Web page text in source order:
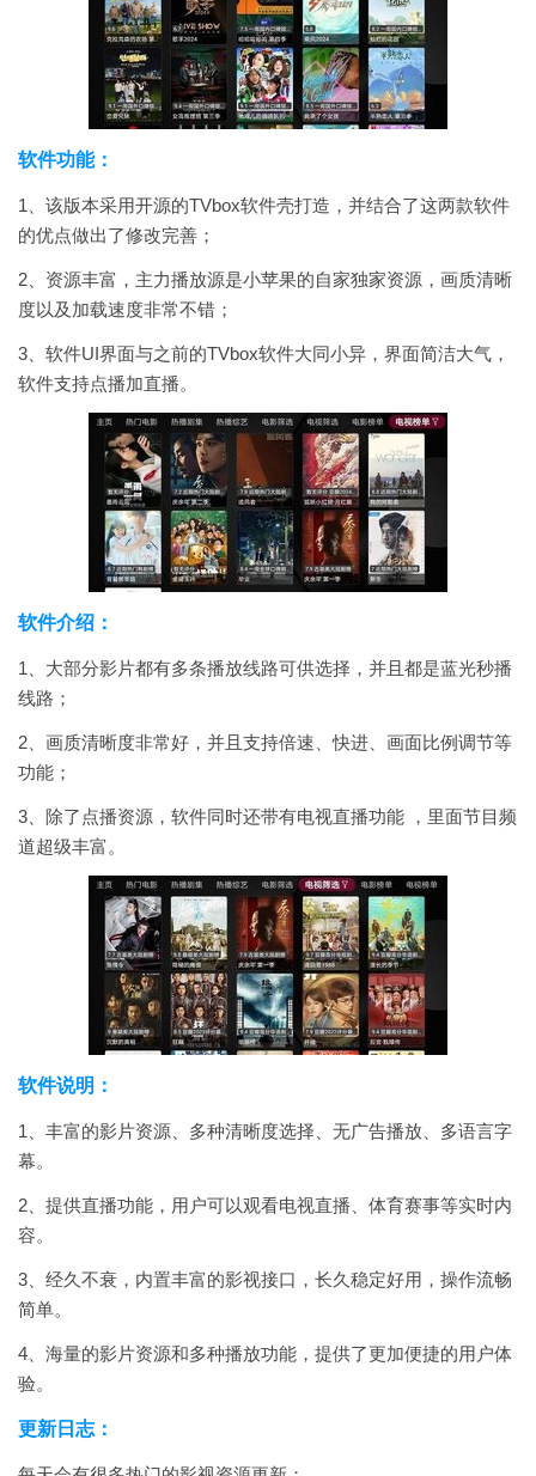
软件功能：
1、该版本采用开源的TVbox软件壳打造，并结合了这两款软件
的优点做出了修改完善；
2、资源丰富，主力播放源是小苹果的自家独家资源，画质清晰
度以及加载速度非常不错；
3、软件UI界面与之前的TVbox软件大同小异，界面简洁大气，
软件支持点播加直播。
软件介绍：
1、大部分影片都有多条播放线路可供选择，并且都是蓝光秒播
线路；
2、画质清晰度非常好，并且支持倍速、快进、画面比例调节等
功能；
3、除了点播资源，软件同时还带有电视直播功能 ，里面节目频
道超级丰富。
软件说明：
1、丰富的影片资源、多种清晰度选择、无广告播放、多语言字
幕。
2、提供直播功能，用户可以观看电视直播、体育赛事等实时内
容。
3、经久不衰，内置丰富的影视接口，长久稳定好用，操作流畅
简单。
4、海量的影片资源和多种播放功能，提供了更加便捷的用户体
验。
更新日志：